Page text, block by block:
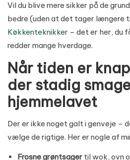
Vil du blive mere sikker på de
bedre (uden at det tager længere
Køkkenteknikker – det er her, du
redder mange hverdage.
Når tiden er
der stadig
hjemmelavet
Der er ikke noget galt i genveje –
vælge de rigtige. Her er nogle af
Frosne grøntsager til wok, ovn